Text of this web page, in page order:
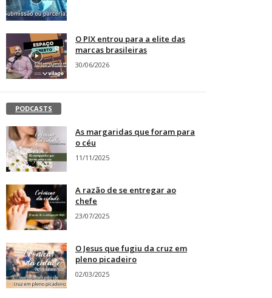
O PIX entrou para a elite das
marcas brasileiras
30/06/2026
PODCASTS
As margaridas que foram para
o céu
11/11/2025
A razão de se entregar ao
chefe
23/07/2025
O Jesus que fugiu da cruz em
pleno picadeiro
02/03/2025